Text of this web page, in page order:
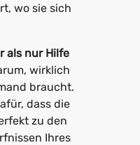
wo sie sich
als nur Hilfe
wirklich
braucht.
dass die
zu den
Ihres